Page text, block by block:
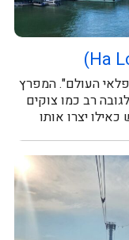
העולם". המפרץ
לגובה רב כמו צוקים
יצרו אותו